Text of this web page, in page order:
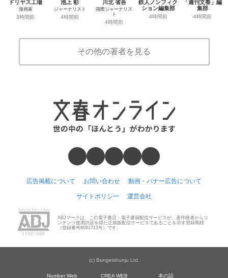
ドリヤス工場
漫画家
3時間前
池上 彰
ジャーナリスト
4時間前
川北 省吾
国際ジャーナリス
ト
4時間前
鉄人ノンフィク
ション編集部
4時間前
「週刊文春」編
集部
4時間前
その他の著者を見る
広告掲載について お問い合わせ 動画・バナー広告について
サイトポリシー 運営会社
ABJマークは、この電子書店・電子書籍配信サービスが、著作権者からコ
ンテンツ使用許諾を得た正規版配信サービスであることを示す登録商標
（登録番号6091713号）です。
(c) Bungeishunju Ltd.
Number Web CREA WEB 本の話